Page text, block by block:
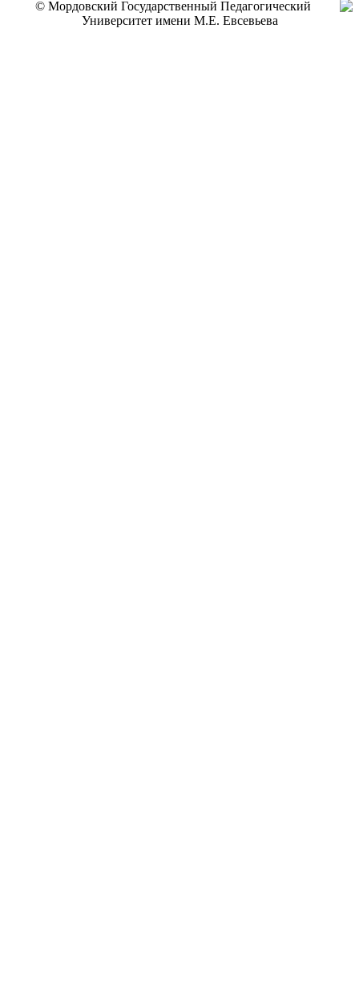
© Мордовский Государственный Педагогический
Университет имени М.Е. Евсевьева